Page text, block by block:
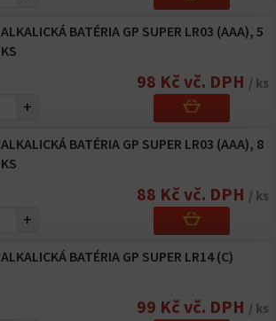
ALKALICKÁ BATÉRIA GP SUPER LR03 (AAA), 5
KS
98 Kč vč. DPH / ks
+
ALKALICKÁ BATÉRIA GP SUPER LR03 (AAA), 8
KS
88 Kč vč. DPH / ks
+
ALKALICKÁ BATÉRIA GP SUPER LR14 (C)
99 Kč vč. DPH / ks